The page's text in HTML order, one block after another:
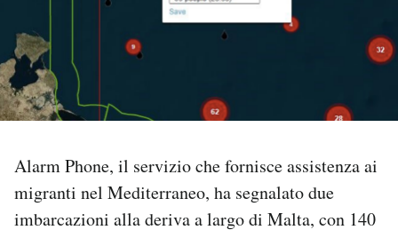
I MIEI PREFERITI
CALENDARIO
Alarm Phone, il servizio che fornisce assistenza ai
migranti nel Mediterraneo, ha segnalato due
imbarcazioni alla deriva a largo di Malta, con 140